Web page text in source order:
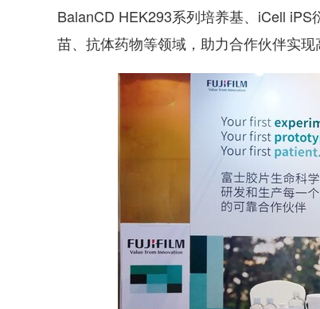
BalanCD HEK293系列培养基、iCell
苗、抗体药物等领域，助力合作伙伴实现